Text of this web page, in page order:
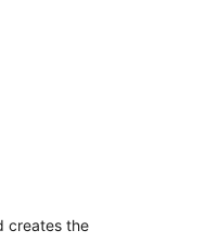
creates the